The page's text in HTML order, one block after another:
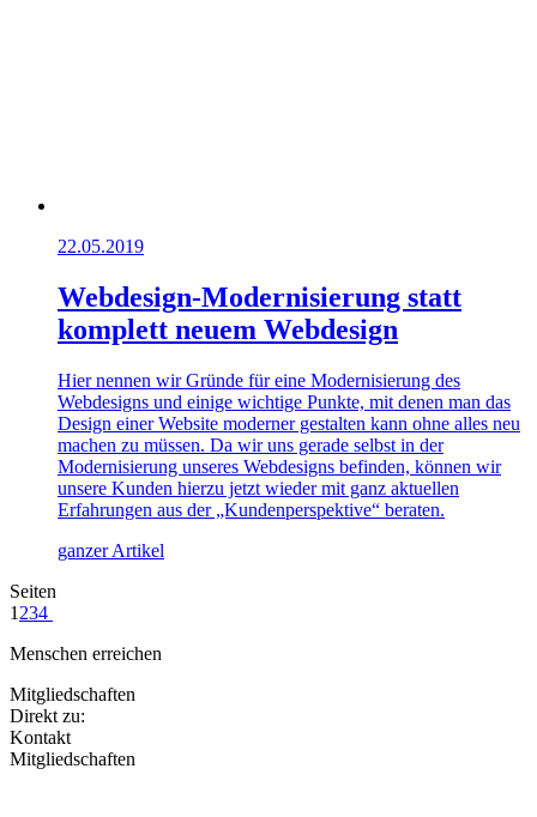
22.05.2019
Webdesign-Modernisierung statt
komplett neuem Webdesign
Hier nennen wir Gründe für eine Modernisierung des
Webdesigns und einige wichtige Punkte, mit denen man das
Design einer Website moderner gestalten kann ohne alles neu
machen zu müssen. Da wir uns gerade selbst in der
Modernisierung unseres Webdesigns befinden, können wir
unsere Kunden hierzu jetzt wieder mit ganz aktuellen
Erfahrungen aus der „Kundenperspektive“ beraten.
ganzer Artikel
Seiten
1 234
Menschen erreichen
Mitgliedschaften
Direkt zu:
Kontakt
Mitgliedschaften